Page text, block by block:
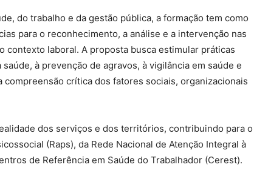
do trabalho e da gestão pública, a formação tem como
para o reconhecimento, a análise e a intervenção nas
contexto laboral. A proposta busca estimular práticas
à prevenção de agravos, à vigilância em saúde e
crítica dos fatores sociais, organizacionais
dos serviços e dos territórios, contribuindo para o
(Raps), da Rede Nacional de Atenção Integral à
de Referência em Saúde do Trabalhador (Cerest).